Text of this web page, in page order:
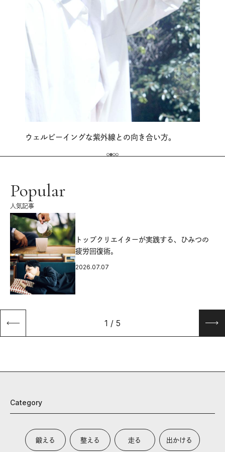
ウェルビーイングな紫外線との向き合い方。
Popular
人気記事
トップクリエイターが実践する、ひみつの
疲労回復術。
2026.07.07
1 / 5
Category
鍛える 整える 走る 出かける